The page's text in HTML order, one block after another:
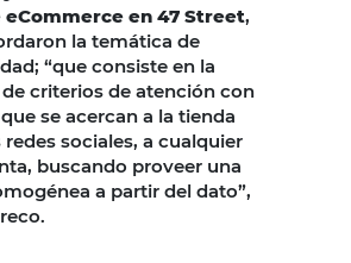
en 47 Street,
la temática de
“que consiste en la
criterios de atención con
se acercan a la tienda
redes sociales, a cualquier
buscando proveer una
a partir del dato”,